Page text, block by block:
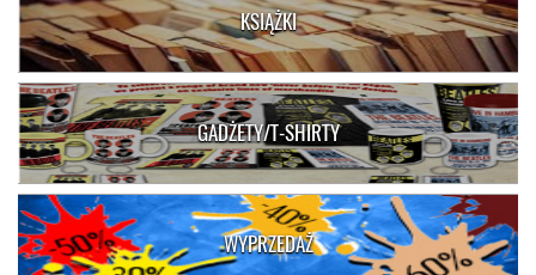
KSIĄŻKI
GADŻETY/T-SHIRTY
WYPRZEDAŻ